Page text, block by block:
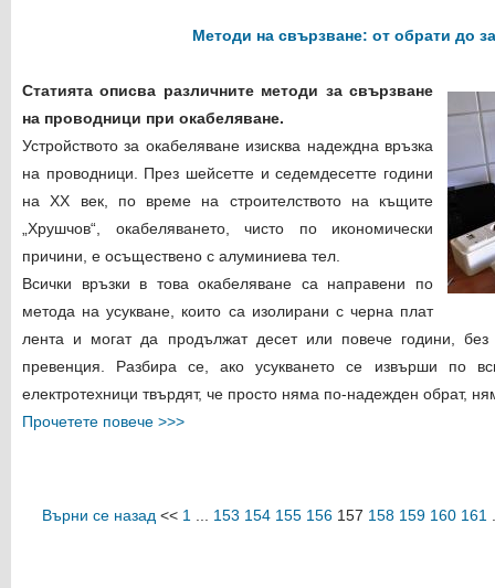
Методи на свързване: от обрати до
Статията описва различните методи за свързване
на проводници при окабеляване.
Устройството за окабеляване изисква надеждна връзка
на проводници. През шейсетте и седемдесетте години
на ХХ век, по време на строителството на къщите
„Хрушчов“, окабеляването, чисто по икономически
причини, е осъществено с алуминиева тел.
Всички връзки в това окабеляване са направени по
метода на усукване, които са изолирани с черна плат
лента и могат да продължат десет или повече години,
превенция. Разбира се, ако усукването се извърши по
електротехници твърдят, че просто няма по-надежден обрат,
Прочетете повече >>>
Върни се назад << 1 153 154 155 156 157 158 159 160 161